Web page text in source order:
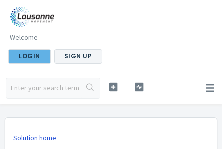
Welcome
LOGIN SIGN UP
Solution home